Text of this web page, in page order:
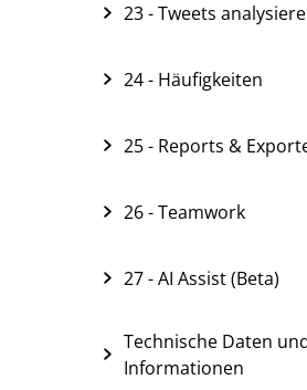
23 - Tweets
24 - Häufigkeiten
25 - Reports &
26 - Teamwork
27 - AI Assist (Beta)
Technische Daten
Informationen